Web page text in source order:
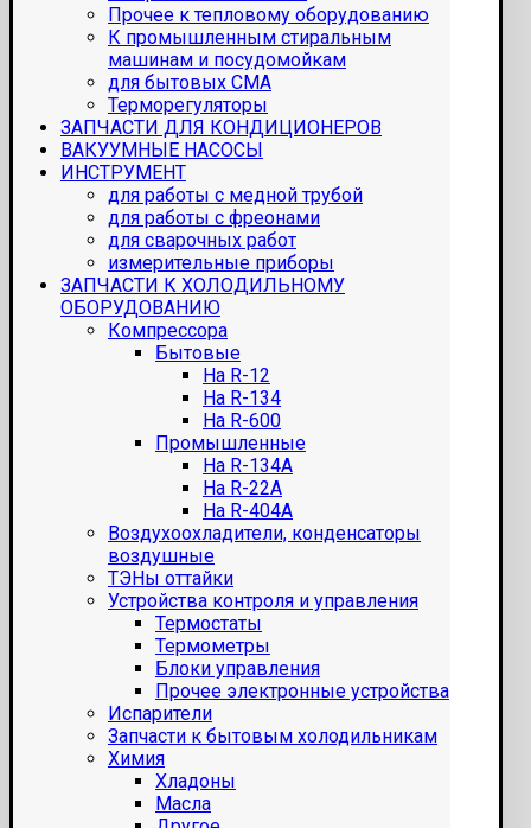
Прочее к тепловому оборудованию
К промышленным стиральным
машинам и посудомойкам
для бытовых СМА
Терморегуляторы
ЗАПЧАСТИ ДЛЯ КОНДИЦИОНЕРОВ
ВАКУУМНЫЕ НАСОСЫ
ИНСТРУМЕНТ
для работы с медной трубой
для работы с фреонами
для сварочных работ
измерительные приборы
ЗАПЧАСТИ К ХОЛОДИЛЬНОМУ
ОБОРУДОВАНИЮ
Компрессора
Бытовые
На R-12
На R-134
На R-600
Промышленные
На R-134A
На R-22A
На R-404A
Воздухоохладители, конденсаторы
воздушные
ТЭНы оттайки
Устройства контроля и управления
Термостаты
Термометры
Блоки управления
Прочее электронные устройства
Испарители
Запчасти к бытовым холодильникам
Химия
Хладоны
Масла